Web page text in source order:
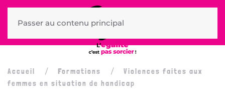
Passer au contenu principal
Accueil Formations
Violences faites aux
femmes en situation de handicap